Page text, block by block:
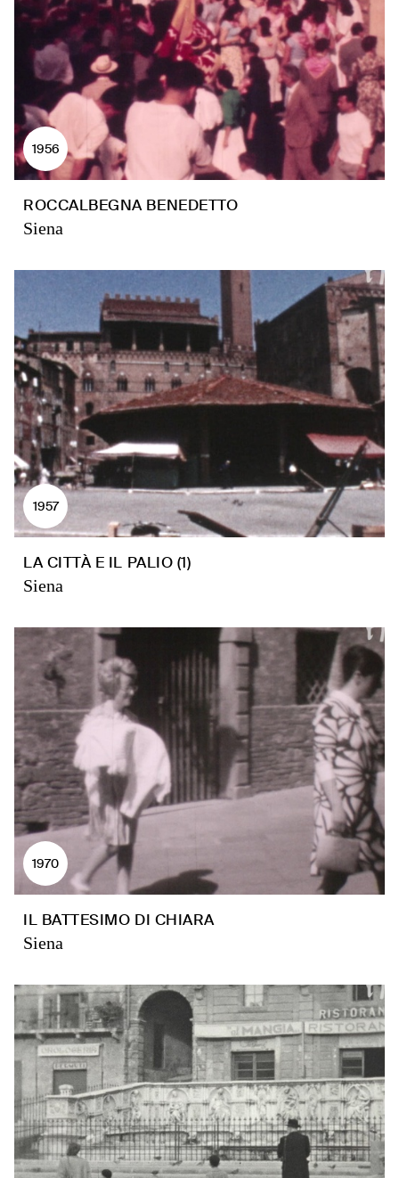
1956
ROCCALBEGNA BENEDETTO
Siena
1957
LA CITTÀ E IL PALIO (1)
Siena
1970
IL BATTESIMO DI CHIARA
Siena